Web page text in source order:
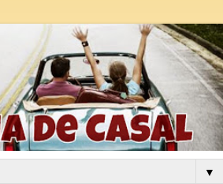
▼